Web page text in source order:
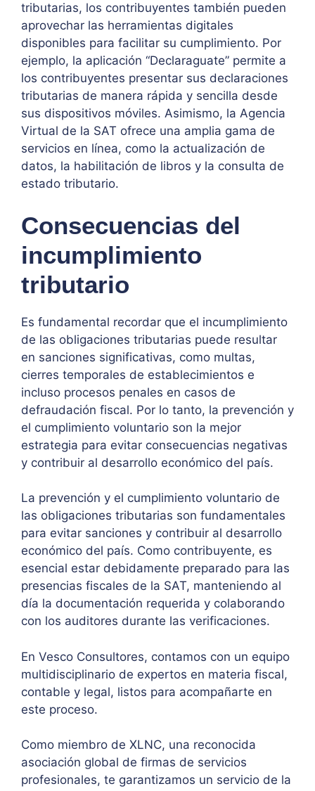
tributarias, los contribuyentes también pueden
aprovechar las herramientas digitales
disponibles para facilitar su cumplimiento. Por
ejemplo, la aplicación “Declaraguate” permite a
los contribuyentes presentar sus declaraciones
tributarias de manera rápida y sencilla desde
sus dispositivos móviles. Asimismo, la Agencia
Virtual de la SAT ofrece una amplia gama de
servicios en línea, como la actualización de
datos, la habilitación de libros y la consulta de
estado tributario.
Consecuencias del
incumplimiento
tributario
Es fundamental recordar que el incumplimiento
de las obligaciones tributarias puede resultar
en sanciones significativas, como multas,
cierres temporales de establecimientos e
incluso procesos penales en casos de
defraudación fiscal. Por lo tanto, la prevención y
el cumplimiento voluntario son la mejor
estrategia para evitar consecuencias negativas
y contribuir al desarrollo económico del país.
La prevención y el cumplimiento voluntario de
las obligaciones tributarias son fundamentales
para evitar sanciones y contribuir al desarrollo
económico del país. Como contribuyente, es
esencial estar debidamente preparado para las
presencias fiscales de la SAT, manteniendo al
día la documentación requerida y colaborando
con los auditores durante las verificaciones.
En Vesco Consultores, contamos con un equipo
multidisciplinario de expertos en materia fiscal,
contable y legal, listos para acompañarte en
este proceso.
Como miembro de XLNC, una reconocida
asociación global de firmas de servicios
profesionales, te garantizamos un servicio de la